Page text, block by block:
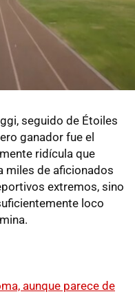
seguido de Étoiles
ganador fue el
ridícula que
miles de aficionados
extremos, sino
loco
aunque parece de